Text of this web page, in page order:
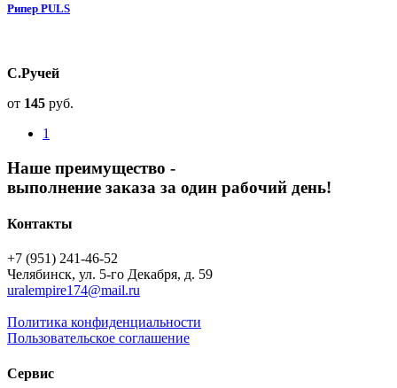
Рипер PULS
С.Ручей
от 145 руб.
1
Наше преимущество -
выполнение заказа за один рабочий день!
Контакты
+7 (951) 241-46-52
Челябинск, ул. 5-го Декабря, д. 59
uralempire174@mail.ru
Политика конфиденциальности
Пользовательское соглашение
Сервис